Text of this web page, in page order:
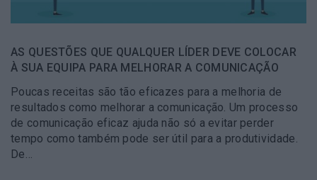
AS QUESTÕES QUE QUALQUER LÍDER DEVE COLOCAR
À SUA EQUIPA PARA MELHORAR A COMUNICAÇÃO
Poucas receitas são tão eficazes para a melhoria de
resultados como melhorar a comunicação. Um processo
de comunicação eficaz ajuda não só a evitar perder
tempo como também pode ser útil para a produtividade.
De…